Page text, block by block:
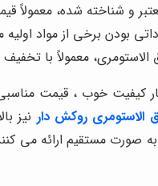
و شناخته شده، معمولاً
بودن برخی از مواد اولیه
الاستومری، معمولاً با
کنار کیفیت خوب ، قیمت
الاستومری روکش دار نیز
به صورت مستقیم ارائه می